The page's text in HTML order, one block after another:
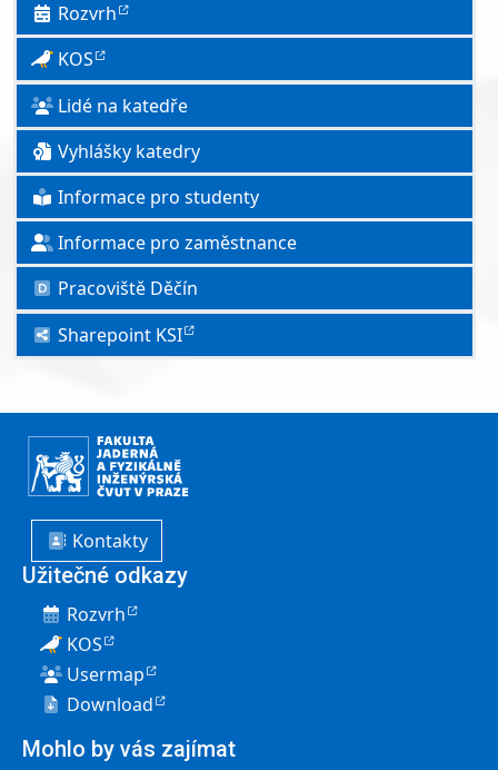
Rozvrh
KOS
Lidé na katedře
Vyhlášky katedry
Informace pro studenty
Informace pro zaměstnance
Pracoviště Děčín
Sharepoint KSI
Kontakty
Užitečné odkazy
Rozvrh
KOS
Usermap
Download
Mohlo by vás zajímat